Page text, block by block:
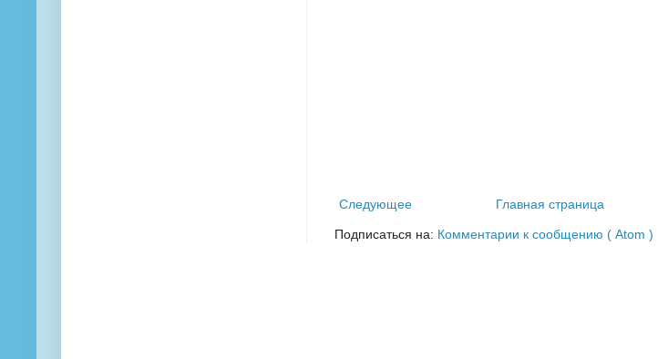
Следующее Главная страница
Подписаться на: Комментарии к сообщению ( Atom )